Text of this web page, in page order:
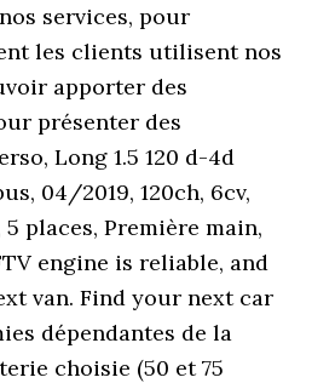
services, pour
les clients utilisent nos
apporter des
présenter des
Long 1.5 120 d-4d
04/2019, 120ch, 6cv,
places, Première main,
engine is reliable, and
van. Find your next car
dépendantes de la
choisie (50 et 75